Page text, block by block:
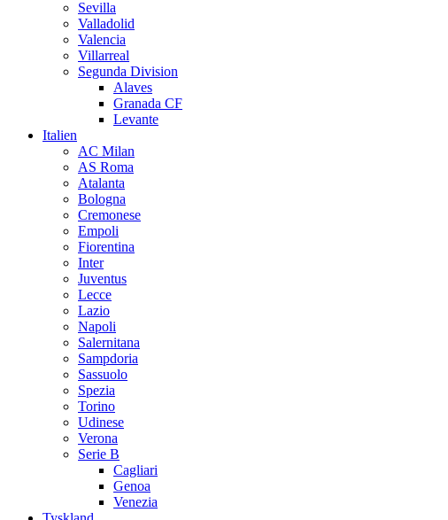
Sevilla
Valladolid
Valencia
Villarreal
Segunda Division
Alaves
Granada CF
Levante
Italien
AC Milan
AS Roma
Atalanta
Bologna
Cremonese
Empoli
Fiorentina
Inter
Juventus
Lecce
Lazio
Napoli
Salernitana
Sampdoria
Sassuolo
Spezia
Torino
Udinese
Verona
Serie B
Cagliari
Genoa
Venezia